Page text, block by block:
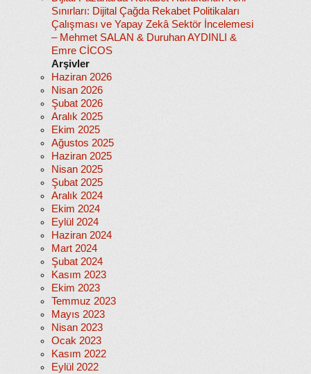
Sınırları: Dijital Çağda Rekabet Politikaları
Çalışması ve Yapay Zekâ Sektör İncelemesi
– Mehmet SALAN & Duruhan AYDINLI &
Emre CİCOS
Arşivler
Haziran 2026
Nisan 2026
Şubat 2026
Aralık 2025
Ekim 2025
Ağustos 2025
Haziran 2025
Nisan 2025
Şubat 2025
Aralık 2024
Ekim 2024
Eylül 2024
Haziran 2024
Mart 2024
Şubat 2024
Kasım 2023
Ekim 2023
Temmuz 2023
Mayıs 2023
Nisan 2023
Ocak 2023
Kasım 2022
Eylül 2022